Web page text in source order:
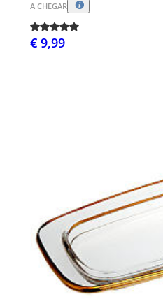
A CHEGAR
€ 9,99